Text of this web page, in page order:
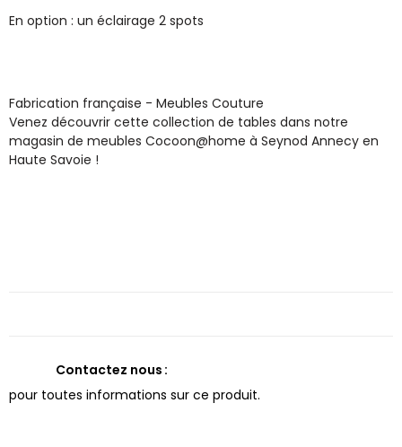
En option : un éclairage 2 spots
Fabrication française - Meubles Couture
Venez découvrir cette collection de tables dans notre
magasin de meubles Cocoon@home à Seynod Annecy en
Haute Savoie !
Contactez nous
pour toutes informations sur ce produit.